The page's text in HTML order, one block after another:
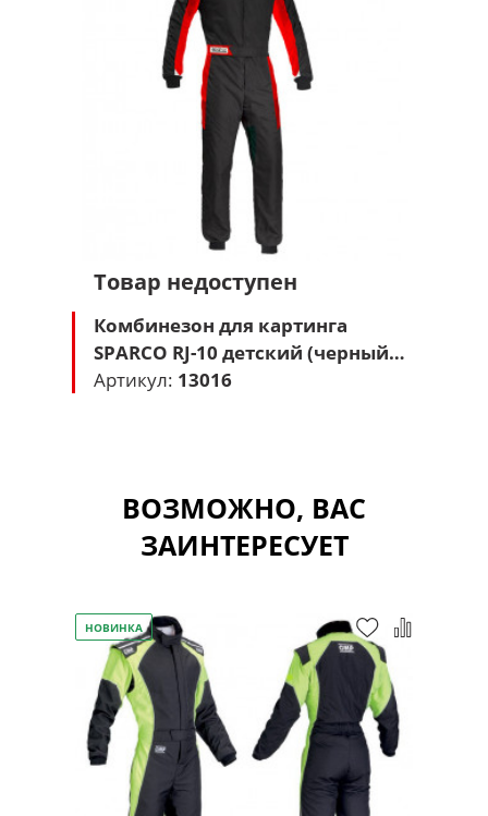
Товар недоступен
Комбинезон для картинга
SPARCO RJ-10 детский (черный-
красный)
Артикул: 13016
ВОЗМОЖНО, ВАС
ЗАИНТЕРЕСУЕТ
НОВИНКА